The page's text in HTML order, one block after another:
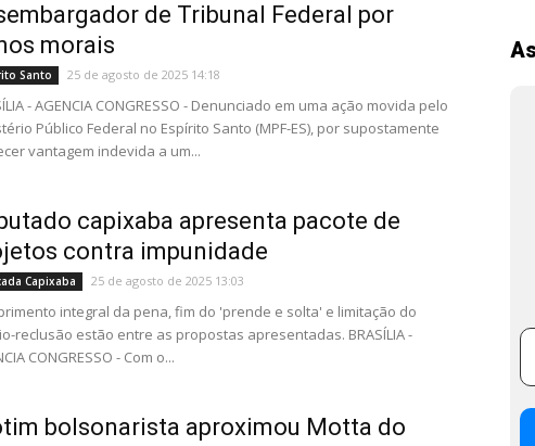
de Tribunal Federal por
morais
Santo 25 de agosto de 2025 14:18
- AGENCIA CONGRESSO - Denunciado em uma ação movida pelo
Público Federal no Espírito Santo (MPF-ES), por supostamente
vantagem indevida a um...
capixaba apresenta pacote de
contra impunidade
Capixaba 25 de agosto de 2025 13:03
integral da pena, fim do 'prende e solta' e limitação do
reclusão estão entre as propostas apresentadas. BRASÍLIA -
CONGRESSO - Com o...
bolsonarista aproximou Motta do